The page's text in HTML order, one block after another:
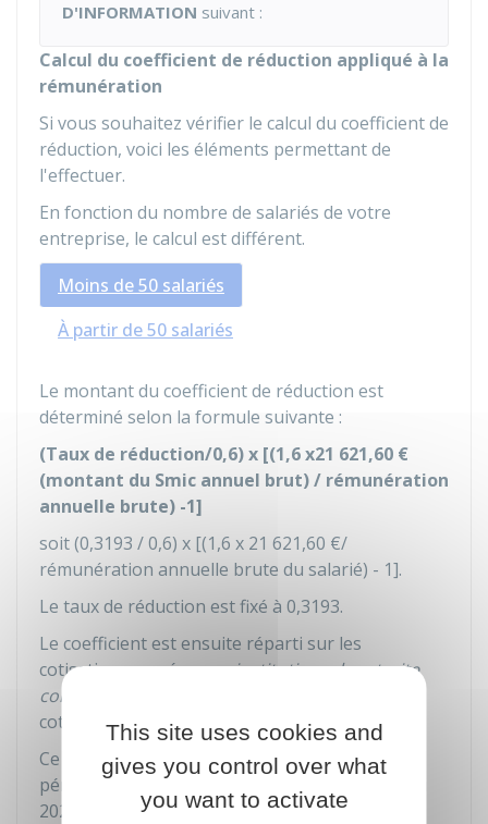
D'INFORMATION suivant :
Calcul du coefficient de réduction appliqué à la
rémunération
Si vous souhaitez vérifier le calcul du coefficient de
réduction, voici les éléments permettant de
l'effectuer.
En fonction du nombre de salariés de votre
entreprise, le calcul est différent.
Moins de 50 salariés
À partir de 50 salariés
Le montant du coefficient de réduction est
déterminé selon la formule suivante :
(Taux de réduction/0,6) x [(1,6 x21 621,60 €
(montant du Smic annuel brut) / rémunération
annuelle brute) -1]
soit (0,3193 / 0,6) x [(1,6 x 21 621,60 €/
rémunération annuelle brute du salarié) - 1].
Le taux de réduction est fixé à 0,3193.
Le coefficient est ensuite réparti sur les
cotisations versées auxinstitutions de retraite
complémentaire
cotisations versées à l'Urssaf, d'autre part.
Ce calcul s'applique sur les rémunérations des
périodes d'emploi courant à compter du 1
er
2025.
This site uses cookies and
gives you control over what
you want to activate